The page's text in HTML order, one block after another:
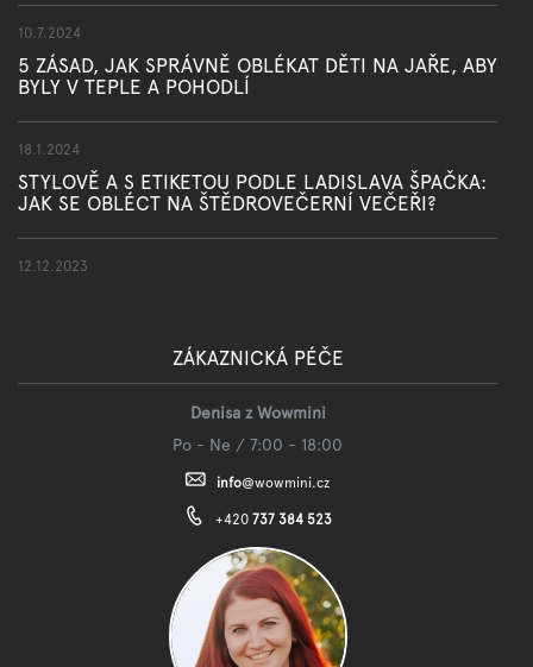
10.7.2024
5 ZÁSAD, JAK SPRÁVNĚ OBLÉKAT DĚTI NA JAŘE, ABY
BYLY V TEPLE A POHODLÍ
18.1.2024
STYLOVĚ A S ETIKETOU PODLE LADISLAVA ŠPAČKA:
JAK SE OBLÉCT NA ŠTĚDROVEČERNÍ VEČEŘI?
12.12.2023
ZÁKAZNICKÁ PÉČE
Denisa z Wowmini
Po - Ne / 7:00 - 18:00
info@wowmini.cz
+420 737 384 523